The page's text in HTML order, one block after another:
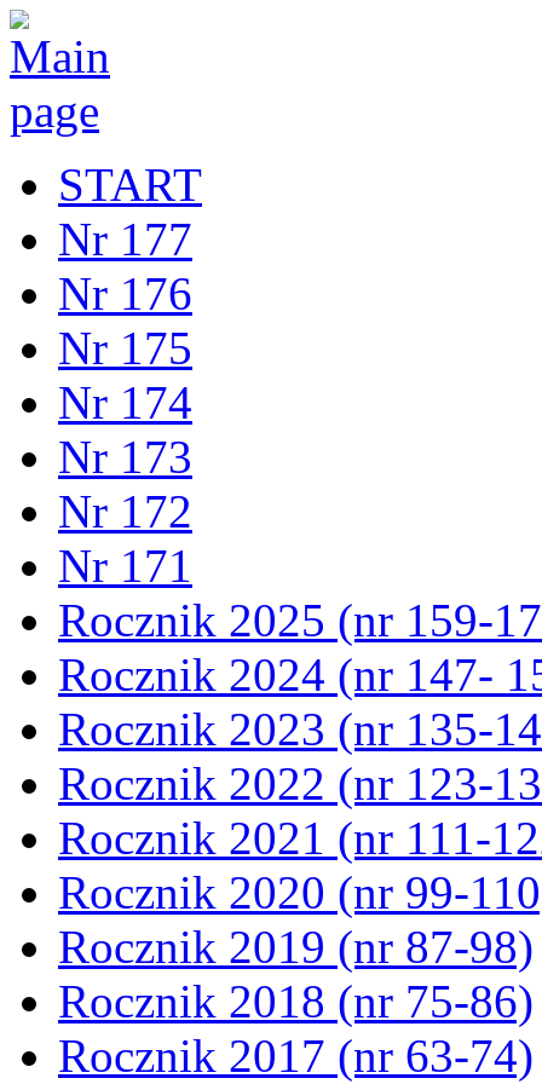
START
Nr 177
Nr 176
Nr 175
Nr 174
Nr 173
Nr 172
Nr 171
Rocznik 2025 (nr 159-
Rocznik 2024 (nr 147-
Rocznik 2023 (nr 135-
Rocznik 2022 (nr 123-
Rocznik 2021 (nr 111-
Rocznik 2020 (nr 99-
Rocznik 2019 (nr 87-98)
Rocznik 2018 (nr 75-86)
Rocznik 2017 (nr 63-74)